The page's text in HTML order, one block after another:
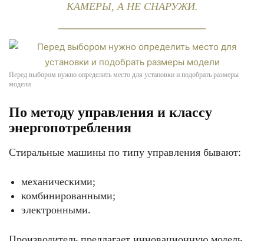
КАМЕРЫ, А НЕ СНАРУЖИ.
Перед выбором нужно определить место для установки и подобрать размеры
модели
По методу управления и классу
энергопотребления
Стиральные машины по типу управления бывают:
механическими;
комбинированными;
электронными.